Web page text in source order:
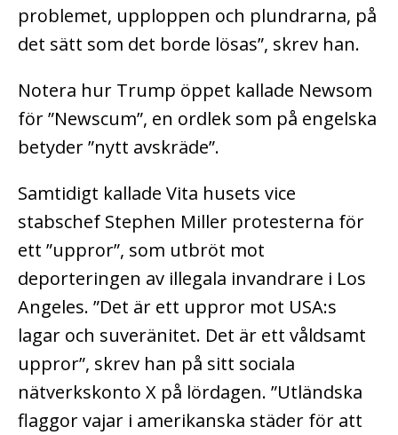
problemet, upploppen och plundrarna, på
det sätt som det borde lösas”, skrev han.
Notera hur Trump öppet kallade Newsom
för ”Newscum”, en ordlek som på engelska
betyder ”nytt avskräde”.
Samtidigt kallade Vita husets vice
stabschef Stephen Miller protesterna för
ett ”uppror”, som utbröt mot
deporteringen av illegala invandrare i Los
Angeles. ”Det är ett uppror mot USA:s
lagar och suveränitet. Det är ett våldsamt
uppror”, skrev han på sitt sociala
nätverkskonto X på lördagen. ”Utländska
flaggor vajar i amerikanska städer för att